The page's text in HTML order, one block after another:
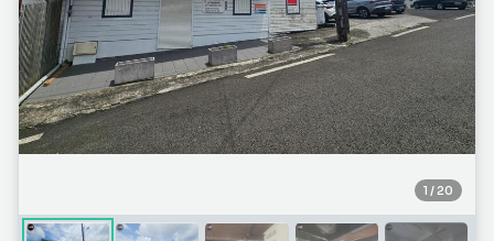
1 /20